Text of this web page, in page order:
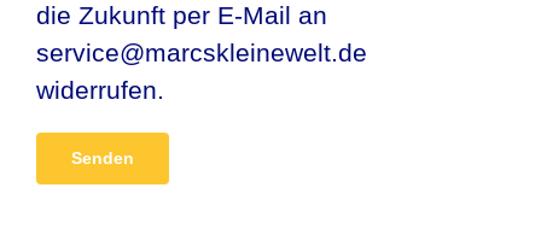
die Zukunft per E-Mail an
service@marcskleinewelt.de
widerrufen.